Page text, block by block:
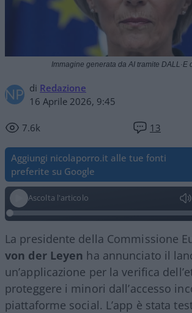
di Redazione
16 Aprile 2026, 9:45
7.6k 13
Immagine generata da AI tramite DALL·E
Aggiungi nicolaporro.it alle tue fonti
preferite su Google
Ascolta l'articolo
La presidente della Commissione
von der Leyen ha annunciato il
un’applicazione per la verifica
proteggere i minori dall’accesso
piattaforme social. L’app è stata